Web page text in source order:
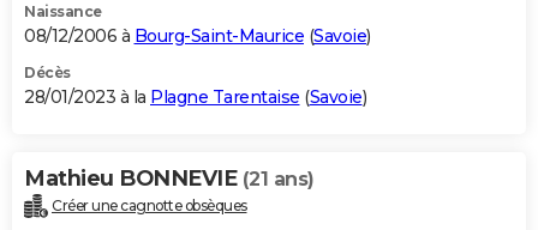
Naissance
08/12/2006 à Bourg-Saint-Maurice (Savoie)
Décès
28/01/2023 à la Plagne Tarentaise (Savoie)
Mathieu BONNEVIE (21 ans)
Créer une cagnotte obsèques